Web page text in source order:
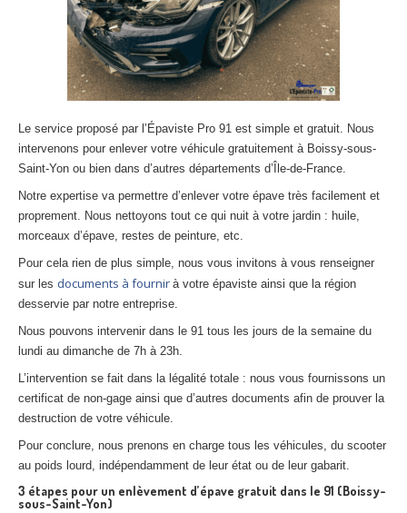
Le service proposé par l’Épaviste Pro 91 est simple et gratuit. Nous
intervenons pour enlever votre véhicule gratuitement à Boissy-sous-
Saint-Yon ou bien dans d’autres départements d’Île-de-France.
Notre expertise va permettre d’enlever votre épave très facilement et
proprement. Nous nettoyons tout ce qui nuit à votre jardin : huile,
morceaux d’épave, restes de peinture, etc.
Pour cela rien de plus simple, nous vous invitons à vous renseigner
sur les documents à fournir à votre épaviste ainsi que la région
desservie par notre entreprise.
Nous pouvons intervenir dans le 91 tous les jours de la semaine du
lundi au dimanche de 7h à 23h.
L’intervention se fait dans la légalité totale : nous vous fournissons un
certificat de non-gage ainsi que d’autres documents afin de prouver la
destruction de votre véhicule.
Pour conclure, nous prenons en charge tous les véhicules, du scooter
au poids lourd, indépendamment de leur état ou de leur gabarit.
3 étapes pour un enlèvement d’épave gratuit dans le 91 (Boissy-
sous-Saint-Yon)